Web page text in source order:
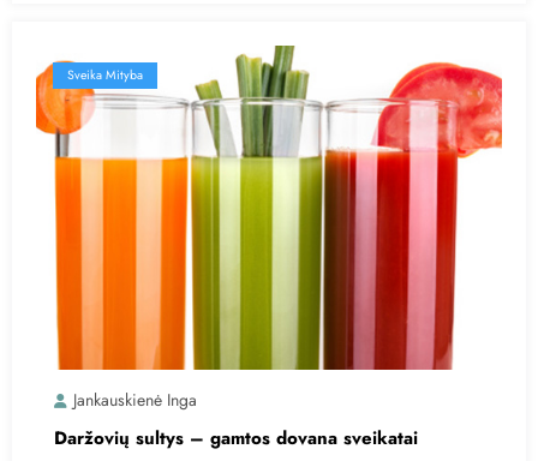
Sveika Mityba
Jankauskienė Inga
Daržovių sultys – gamtos dovana sveikatai